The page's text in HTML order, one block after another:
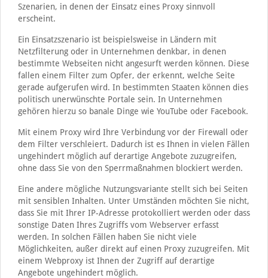
Szenarien, in denen der Einsatz eines Proxy sinnvoll
erscheint.
Ein Einsatzszenario ist beispielsweise in Ländern mit
Netzfilterung oder in Unternehmen denkbar, in denen
bestimmte Webseiten nicht angesurft werden können. Diese
fallen einem Filter zum Opfer, der erkennt, welche Seite
gerade aufgerufen wird. In bestimmten Staaten können dies
politisch unerwünschte Portale sein. In Unternehmen
gehören hierzu so banale Dinge wie YouTube oder Facebook.
Mit einem Proxy wird Ihre Verbindung vor der Firewall oder
dem Filter verschleiert. Dadurch ist es Ihnen in vielen Fällen
ungehindert möglich auf derartige Angebote zuzugreifen,
ohne dass Sie von den Sperrmaßnahmen blockiert werden.
Eine andere mögliche Nutzungsvariante stellt sich bei Seiten
mit sensiblen Inhalten. Unter Umständen möchten Sie nicht,
dass Sie mit Ihrer IP-Adresse protokolliert werden oder dass
sonstige Daten Ihres Zugriffs vom Webserver erfasst
werden. In solchen Fällen haben Sie nicht viele
Möglichkeiten, außer direkt auf einen Proxy zuzugreifen. Mit
einem Webproxy ist Ihnen der Zugriff auf derartige
Angebote ungehindert möglich.